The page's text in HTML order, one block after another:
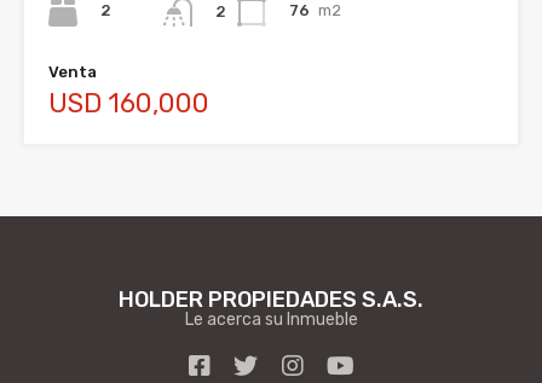
2
2
76 m2
Venta
USD 160,000
HOLDER PROPIEDADES S.A.S.
Le acerca su Inmueble